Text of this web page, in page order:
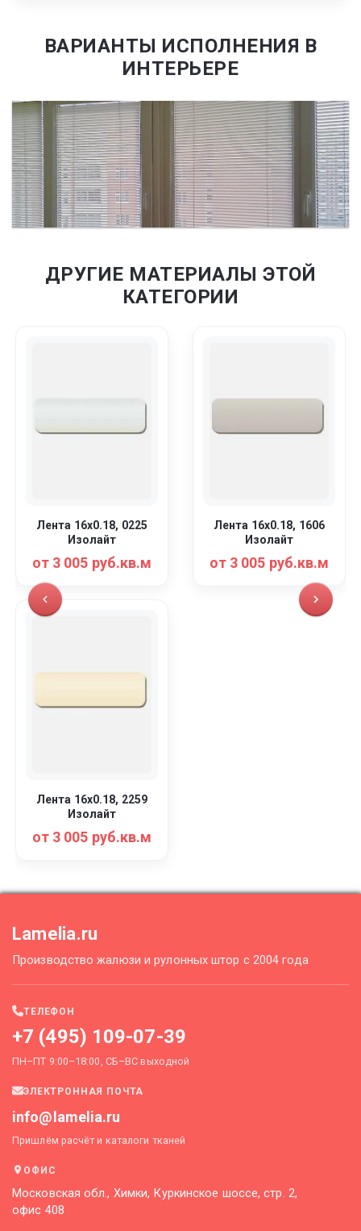
ВАРИАНТЫ ИСПОЛНЕНИЯ В
ИНТЕРЬЕРЕ
ДРУГИЕ МАТЕРИАЛЫ ЭТОЙ
КАТЕГОРИИ
Лента 16x0.18, 0225
Изолайт
от 3 005 руб.кв.м
Лента 16x0.18, 1606
Изолайт
от 3 005 руб.кв.м
Лента 16x0.18, 2259
Изолайт
от 3 005 руб.кв.м
Lamelia.ru
Производство жалюзи и рулонных штор с 2004 года
ТЕЛЕФОН
+7 (495) 109-07-39
ПН–ПТ 9:00–18:00, СБ–ВС выходной
ЭЛЕКТРОННАЯ ПОЧТА
info@lamelia.ru
Пришлём расчёт и каталоги тканей
ОФИС
Московская обл., Химки, Куркинское шоссе, стр. 2,
офис 408